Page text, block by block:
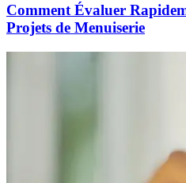
Comment Évaluer
Projets de Menuiserie